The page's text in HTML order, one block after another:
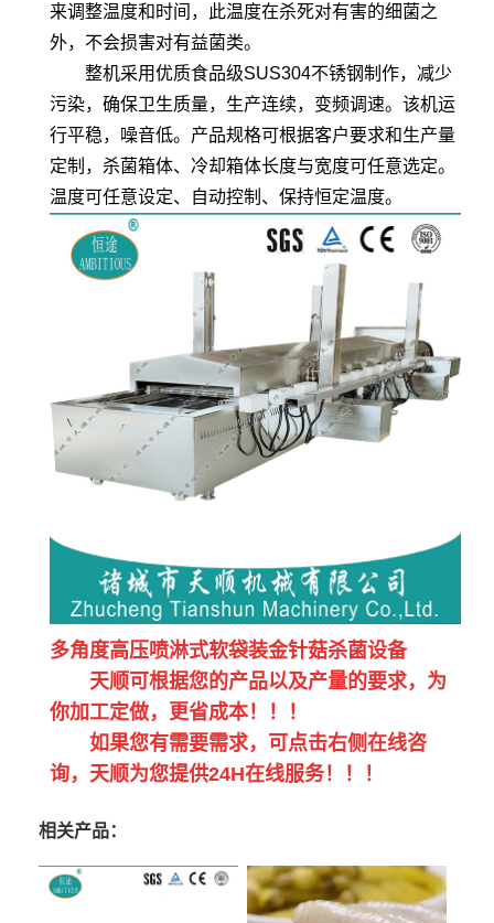
来调整温度和时间，此温度在杀死对有害的细菌之
外，不会损害对有益菌类。
整机采用优质食品级SUS304不锈钢制作，减少
污染，确保卫生质量，生产连续，变频调速。该机运
行平稳，噪音低。产品规格可根据客户要求和生产量
定制，杀菌箱体、冷却箱体长度与宽度可任意选定。
温度可任意设定、自动控制、保持恒定温度。
多角度高压喷淋式软袋装金针菇杀菌设备
天顺可根据您的产品以及产量的要求，为
你加工定做，更省成本！！！
如果您有需要需求，可点击右侧在线咨
询，天顺为您提供24H在线服务！！！
相关产品：